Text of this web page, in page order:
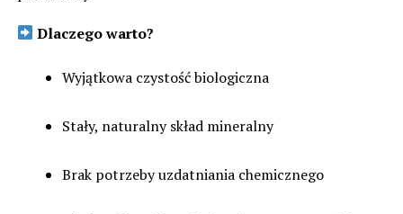
Dlaczego warto?
Wyjątkowa czystość biologiczna
Stały, naturalny skład mineralny
Brak potrzeby uzdatniania chemicznego